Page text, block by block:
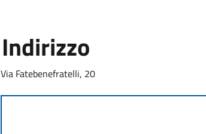
Indirizzo
Via Fatebenefratelli, 20